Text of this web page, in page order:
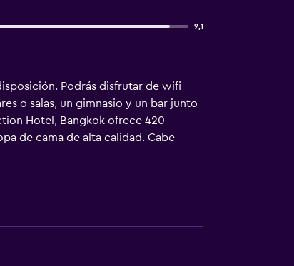
9,1
Podrás disfrutar de wifi
o salas, un gimnasio y un bar junto
Hotel, Bangkok ofrece 420
de cama de alta calidad. Cabe
satélite con canales de suscripción
y secador de pelo. Entre las